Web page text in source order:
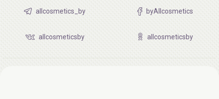
allcosmetics_by byAllcosmetics
allcosmeticsby allcosmeticsby